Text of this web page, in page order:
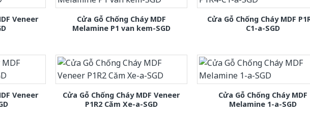
Veneer
Cửa Gỗ Chống Cháy MDF
Melamine P1 van kem-SGD
Cửa Gỗ Chống Cháy MDF
C1-a-SGD
Veneer
Cửa Gỗ Chống Cháy MDF Veneer
P1R2 Căm Xe-a-SGD
Cửa Gỗ Chống Cháy MDF
Melamine 1-a-SGD